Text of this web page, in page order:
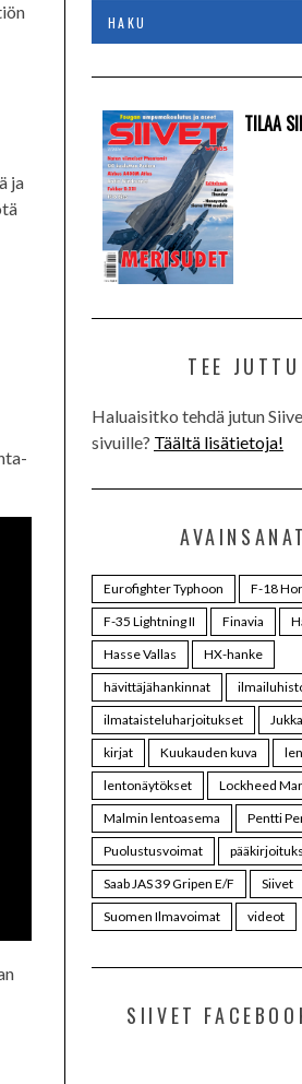
ja
TILAA
TEE JUTTU
Haluaisitko tehdä jutun
sivuille? Täältä lisätietoja!
AVAINSANAT
Eurofighter Typhoon
F-18
F-35 Lightning II
Finavia
Hasse Vallas
HX-hanke
hävittäjähankinnat
ilmataisteluharjoitukset
kirjat
Kuukauden kuva
lentonäytökset
Lockheed
Malmin lentoasema
Pentti
Puolustusvoimat
Saab JAS 39 Gripen E/F
Siivet
Suomen Ilmavoimat
videot
SIIVET